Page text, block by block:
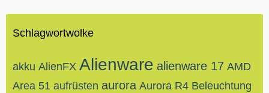
Schlagwortwolke
akku AlienFX Alienware alienware 17 AMD
Area 51 aufrüsten aurora Aurora R4 Beleuchtung